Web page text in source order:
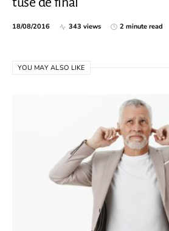
18/08/2016 343 views 2 minute read
YOU MAY ALSO LIKE